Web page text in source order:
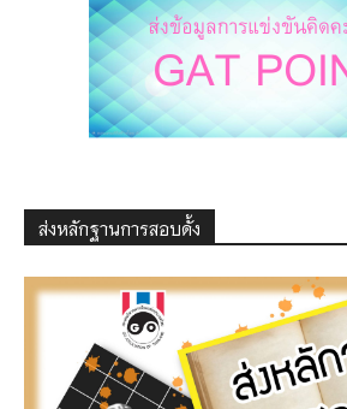
ส่งหลักฐานการสอบดั้ง